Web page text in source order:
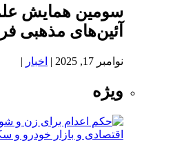
سومین همایش
آئین‌های مذهبی
نوامبر 17, 2025 | اخبار |
ویژه